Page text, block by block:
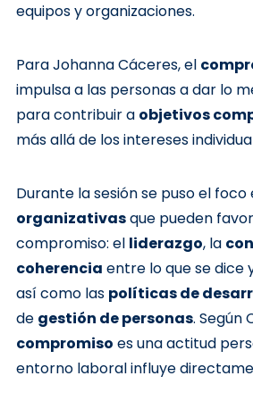
equipos y organizaciones.
Para Johanna Cáceres, el
impulsa a las personas a dar lo
para contribuir a objetivos
más allá de los intereses
Durante la sesión se puso el foco
organizativasque pueden
compromiso: el liderazgo, la
coherencia entre lo que se dice
así como las políticas de
de gestión de personas. Según
compromiso es una actitud
entorno laboral influye